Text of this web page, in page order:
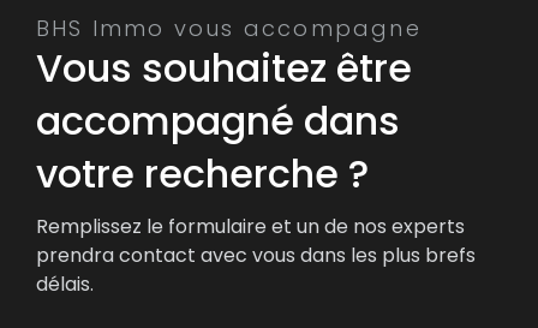
BHS Immo vous accompagne
Vous souhaitez être
accompagné dans
votre recherche ?
Remplissez le formulaire et un de nos experts
prendra contact avec vous dans les plus brefs
délais.